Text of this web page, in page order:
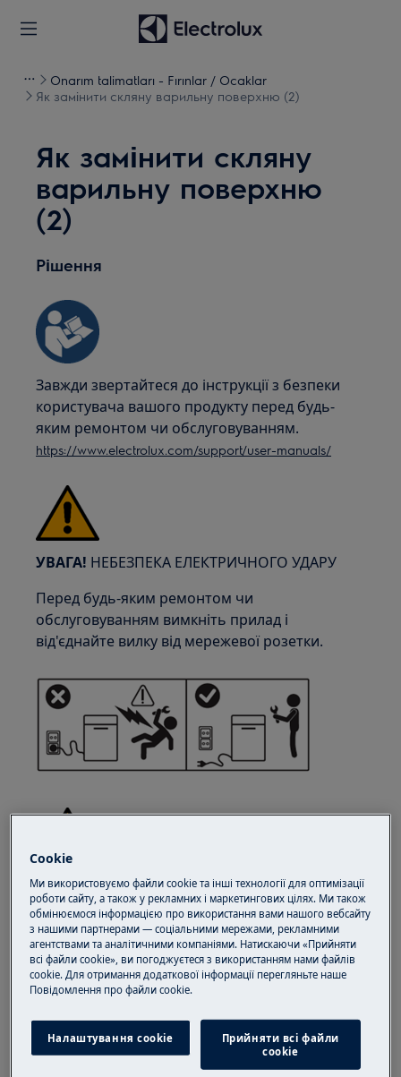
Onarım talimatları - Fırınlar / Ocaklar
Як замінити скляну варильну поверхню (2)
Як замінити скляну
варильну поверхню
(2)
Рішення
Завжди звертайтеся до інструкції з безпеки
користувача вашого продукту перед будь-
яким ремонтом чи обслуговуванням.
https://www.electrolux.com/support/user-manuals/
УВАГА! НЕБЕЗПЕКА ЕЛЕКТРИЧНОГО УДАРУ
Перед будь-яким ремонтом чи
обслуговуванням вимкніть прилад і
від'єднайте вилку від мережевої розетки.
УВАГА!РИЗИК ТРАВМУВАННЯ
побутової техніки. Для важкої техніки
найбезпечніше, щоб її переміщали двоє
осіб. Завжди використовуйте захисні
Cookie
Ми використовуємо файли cookie та інші технології для оптимізації
роботи сайту, а також у рекламних і маркетингових цілях. Ми також
обмінюємося інформацією про використання вами нашого вебсайту
з нашими партнерами — соціальними мережами, рекламними
агентствами та аналітичними компаніями. Натискаючи «Прийняти
всі файли cookie», ви погоджуєтеся з використанням нами файлів
cookie. Для отримання додаткової інформації перегляньте наше
Пoвідомлення прo файли cookie.
Налаштування cookie
Прийняти всі файли
сookie